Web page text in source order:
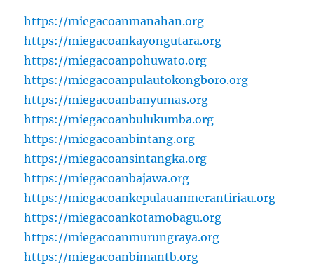
https://miegacoanmanahan.org
https://miegacoankayongutara.org
https://miegacoanpohuwato.org
https://miegacoanpulautokongboro.org
https://miegacoanbanyumas.org
https://miegacoanbulukumba.org
https://miegacoanbintang.org
https://miegacoansintangka.org
https://miegacoanbajawa.org
https://miegacoankepulauanmerantiriau.org
https://miegacoankotamobagu.org
https://miegacoanmurungraya.org
https://miegacoanbimantb.org